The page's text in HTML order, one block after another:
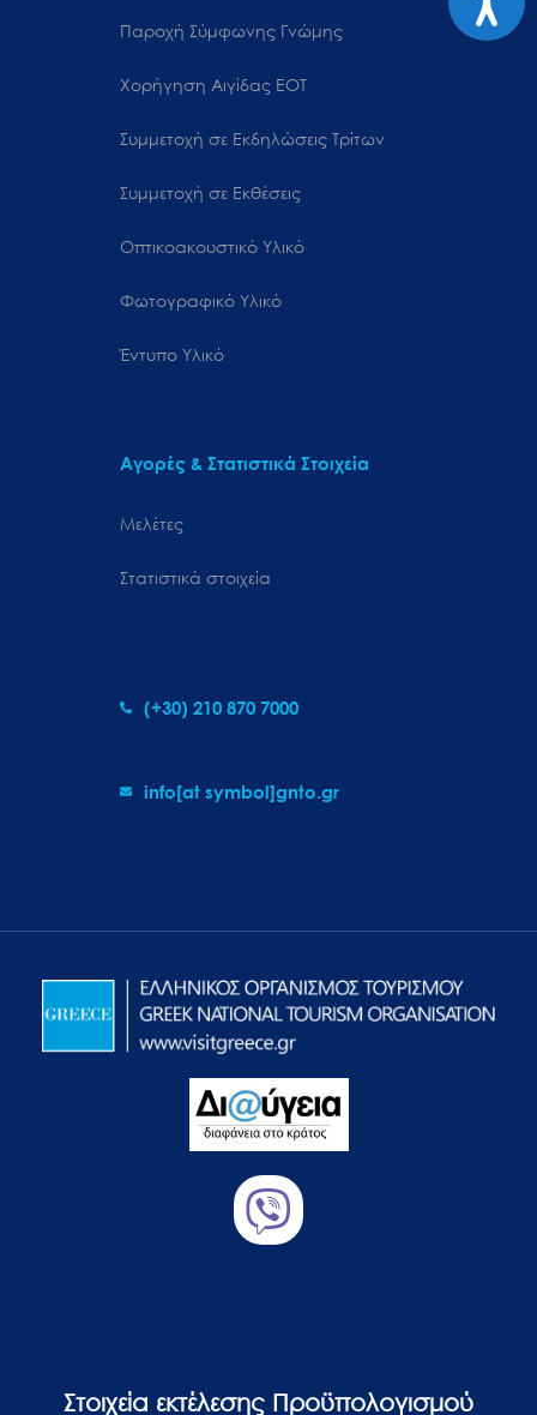
Παροχή Σύμφωνης Γνώμης
Χορήγηση Αιγίδας ΕΟΤ
Συμμετοχή σε Εκδηλώσεις Τρίτων
Συμμετοχή σε Εκθέσεις
Οπτικοακουστικό Υλικό
Φωτογραφικό Υλικό
Έντυπο Υλικό
Αγορές & Στατιστικά Στοιχεία
Μελέτες
Στατιστικά στοιχεία
(+30) 210 870 7000
info[at symbol]gnto.gr
Στοιχεία εκτέλεσης Προϋπολογισμού